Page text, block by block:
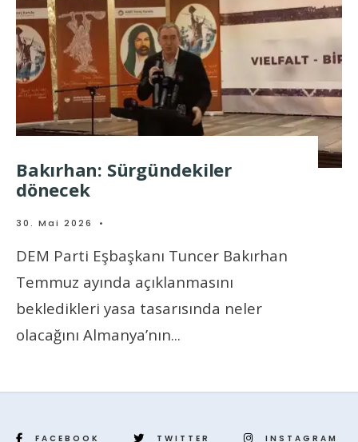
Bakırhan: Sürgündekiler
dönecek
30. Mai 2026 •
DEM Parti Eşbaşkanı Tuncer Bakırhan
Temmuz ayında açıklanmasını
bekledikleri yasa tasarısında neler
olacağını Almanya’nın...
FACEBOOK TWITTER INSTAGRAM